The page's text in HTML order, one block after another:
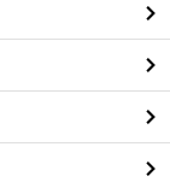
閉
る